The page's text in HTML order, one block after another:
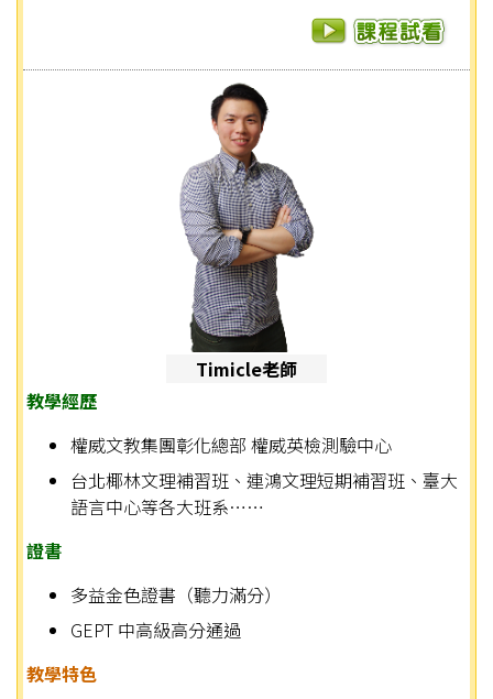
Timicle老師
教學經歷
權威文教集團彰化總部 權威英檢測驗中心
台北椰林文理補習班、連鴻文理短期補習班、臺大
語言中心等各大班系……
證書
多益金色證書（聽力滿分）
GEPT 中高級高分通過
教學特色